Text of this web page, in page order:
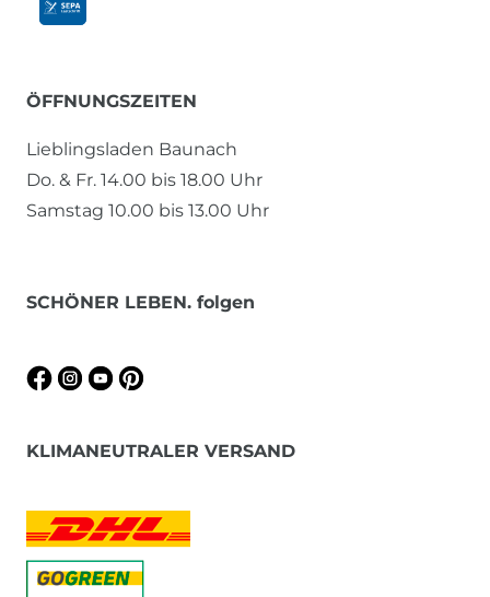
ÖFFNUNGSZEITEN
Lieblingsladen Baunach
Do. & Fr. 14.00 bis 18.00 Uhr
Samstag 10.00 bis 13.00 Uhr
SCHÖNER LEBEN. folgen
KLIMANEUTRALER VERSAND